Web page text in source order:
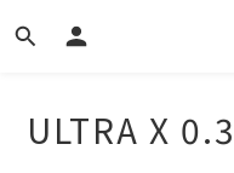
ULTRA X 0.3